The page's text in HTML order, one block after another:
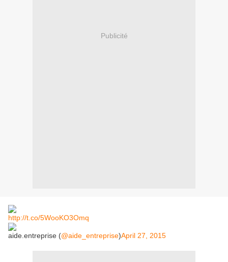
Publicité
http://t.co/5WooKO3Omq
aide.entreprise (@aide_entreprise)April 27, 2015